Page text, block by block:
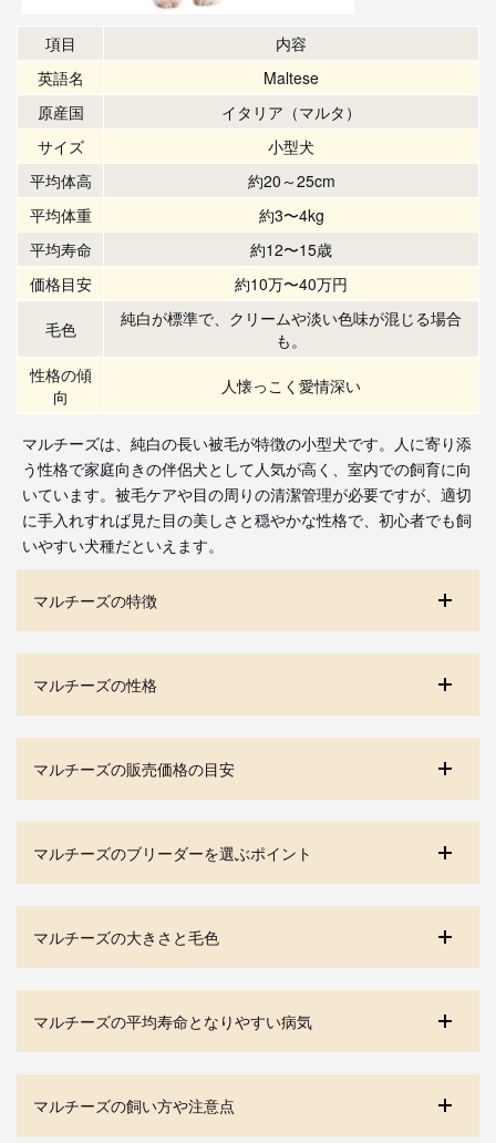
項目
内容
英語名
Maltese
原産国
イタリア（マルタ）
サイズ
小型犬
平均体高
約20～25cm
平均体重
約3〜4kg
平均寿命
約12〜15歳
価格目安
約10万〜40万円
毛色
純白が標準で、クリームや淡い色味が混じる場合
も。
性格の傾
向
人懐っこく愛情深い
マルチーズは、純白の長い被毛が特徴の小型犬です。人に寄り添
う性格で家庭向きの伴侶犬として人気が高く、室内での飼育に向
いています。被毛ケアや目の周りの清潔管理が必要ですが、適切
に手入れすれば見た目の美しさと穏やかな性格で、初心者でも飼
いやすい犬種だといえます。
マルチーズの特徴
マルチーズの性格
マルチーズの販売価格の目安
マルチーズのブリーダーを選ぶポイント
マルチーズの大きさと毛色
マルチーズの平均寿命となりやすい病気
マルチーズの飼い方や注意点